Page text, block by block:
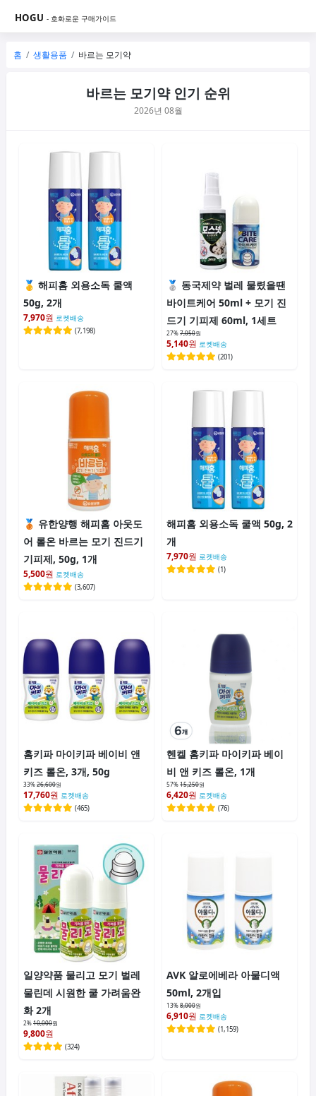
HOGU - 호화로운 구매가이드
홈 생활용품 바르는 모기약
바르는 모기약 인기 순위
2026년 08월
해피홈 외용소독 쿨액
50g, 2개
7,970원 로켓배송
(7,198)
동국제약 벌레 물렸을땐
바이트케어 50ml + 모기 진
드기 기피제 60ml, 1세트
27%7,050원
5,140원 로켓배송
(201)
유한양행 해피홈 아웃도
어 롤온 바르는 모기 진드기
기피제, 50g, 1개
5,500원 로켓배송
(3,607)
해피홈 외용소독 쿨액 50g, 2
개
7,970원 로켓배송
(1)
홈키파 마이키파 베이비 앤
키즈 롤온, 3개, 50g
33%26,600원
17,760원 로켓배송
(465)
헨켈 홈키파 마이키파 베이
비 앤 키즈 롤온, 1개
57%15,250원
6,420원 로켓배송
(76)
일양약품 물리고 모기 벌레
물린데 시원한 쿨 가려움완
화 2개
2%10,000원
9,800원
(324)
AVK 알로에베라 아물디액
50ml, 2개입
13%8,000원
6,910원 로켓배송
(1,159)